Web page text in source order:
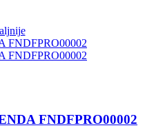
FNDFPRO00002